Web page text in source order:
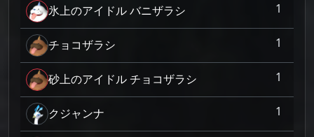
氷上のアイドル バニザラシ 1
チョコザラシ 1
砂上のアイドル チョコザラシ 1
クジャンナ 1